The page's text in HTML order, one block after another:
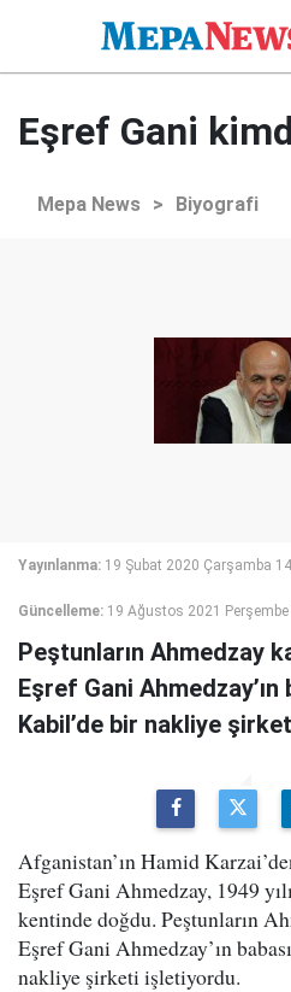
Eşref Gani
Mepa News > Biyografi
Yayınlanma: 19 Şubat 2020 Çarşamba
Güncelleme: 19 Ağustos 2021 Perşembe
Peştunların Ahmedzay
Eşref Gani Ahmedzay’ın
Kabil’de bir nakliye
Afganistan’ın Hamid
Eşref Gani Ahmedzay, 1949
kentinde doğdu. Peştunların
Eşref Gani Ahmedzay’ın
nakliye şirketi işletiyordu.